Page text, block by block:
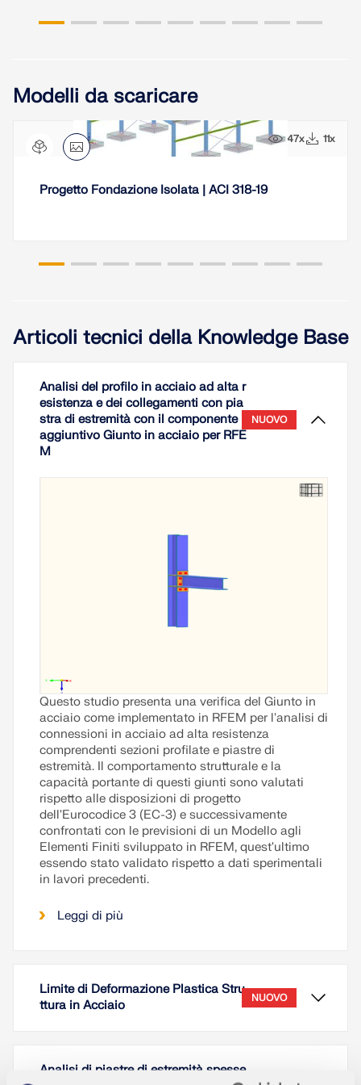
Modelli da scaricare
47x 11x
Progetto Fondazione Isolata | ACI 318-19
Articoli tecnici della Knowledge Base
Analisi del profilo in acciaio ad alta r
esistenza e dei collegamenti con pia
stra di estremità con il componente
aggiuntivo Giunto in acciaio per RFE
M
NUOVO
Questo studio presenta una verifica del Giunto in
acciaio come implementato in RFEM per l'analisi di
connessioni in acciaio ad alta resistenza
comprendenti sezioni profilate e piastre di
estremità. Il comportamento strutturale e la
capacità portante di questi giunti sono valutati
rispetto alle disposizioni di progetto
dell'Eurocodice 3 (EC-3) e successivamente
confrontati con le previsioni di un Modello agli
Elementi Finiti sviluppato in RFEM, quest'ultimo
essendo stato validato rispetto a dati sperimentali
in lavori precedenti.
Leggi di più
Limite di Deformazione Plastica Stru
ttura in Acciaio
NUOVO
Analisi di piastre di estremità spesse